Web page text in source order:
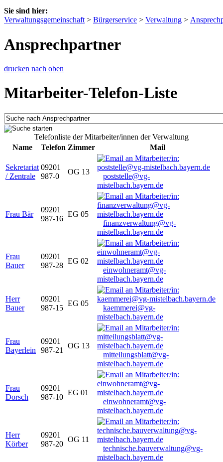
Sie sind hier:
Verwaltungsgemeinschaft > Bürgerservice > Verwaltung >
Ansprechpartner
drucken nach oben
Mitarbeiter-Telefon-Liste
Telefonliste der Mitarbeiter/innen der Verwaltung
Name
Telefon Zimmer Mail
Sekretariat
/ Zentrale
09201
987-0
OG 13
poststelle@vg-
mistelbach.bayern.de
Frau Bär
09201
987-16
EG 05
finanzverwaltung@vg-
mistelbach.bayern.de
Frau
Bauer
09201
987-28
EG 02
einwohneramt@vg-
mistelbach.bayern.de
Herr
Bauer
09201
987-15
EG 05
kaemmerei@vg-
mistelbach.bayern.de
Frau
Bayerlein
09201
987-21
OG 13
mitteilungsblatt@vg-
mistelbach.bayern.de
Frau
Dorsch
09201
987-10
EG 01
einwohneramt@vg-
mistelbach.bayern.de
Herr
Körber
09201
987-20
OG 11
technische.bauverwaltung@vg-
mistelbach.bayern.de